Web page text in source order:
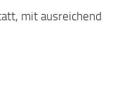
mit ausreichend